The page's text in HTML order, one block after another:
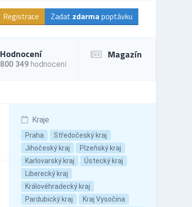
Registrace Zadat zdarma poptávku
Hodnocení
800 349 hodnocení
Magazín
Kraje
Praha
Středočeský kraj
Jihočeský kraj
Plzeňský kraj
Karlovarský kraj
Ústecký kraj
Liberecký kraj
Královéhradecký kraj
Pardubický kraj
Kraj Vysočina